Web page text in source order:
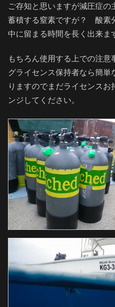
ご存知と思いますが減圧症の
蓄積する窒素ですが？ 酸素
中に留まる時間を長く出来ま
もちろん使用する上での注
グライセンス保持者なら簡単
りますのでまだライセンス
ンジしてください。